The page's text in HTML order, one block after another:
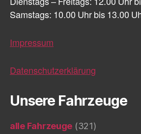
Samstags: 10.00 Uhr bis 13.00
Impressum
Datenschutzerklärung
Unsere Fahrzeuge
alle Fahrzeuge (321)